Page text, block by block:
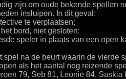
zijn om oude bekende spellen
insluipen. In dit geval:
te verplaatsen;
bord, niet gesloten;
speler in plaats van een open
spel na de beurt waarin de vierde
als het aantal nog reizende
79, Seb 81, Leonie 84, Saskia